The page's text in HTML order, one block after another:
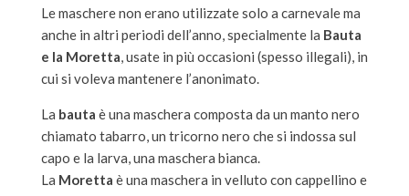
Le maschere non erano utilizzate solo a carnevale ma
anche in altri periodi dell’anno, specialmente la Bauta
e la Moretta, usate in più occasioni (spesso illegali), in
cui si voleva mantenere l’anonimato.
La bauta è una maschera composta da un manto nero
chiamato tabarro, un tricorno nero che si indossa sul
capo e la larva, una maschera bianca.
La Moretta è una maschera in velluto con cappellino e